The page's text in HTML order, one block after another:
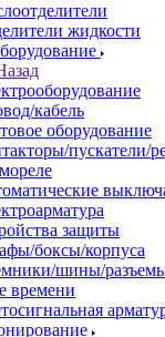
жидкости
кабель
оборудование
пускатели/
защиты
боксы/корпуса
шины/
времени